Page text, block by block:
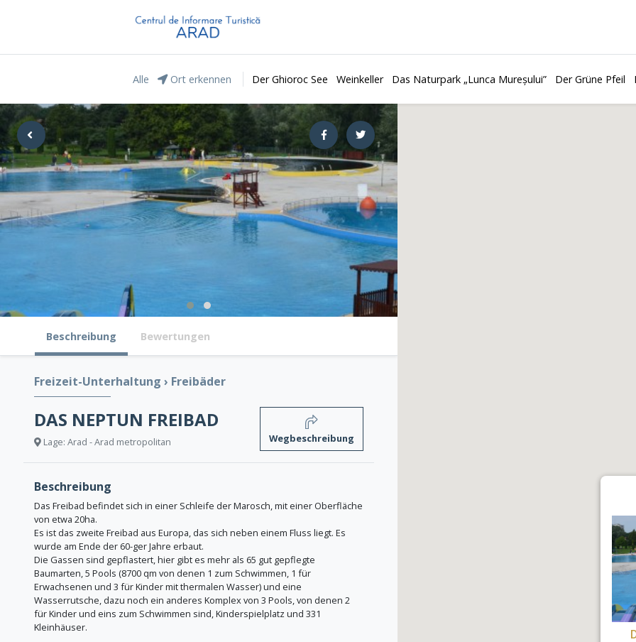
Alle Ort erkennen Der Ghioroc See Weinkeller Das Naturpark „Lunca Mureșului” Der Grüne Pfeil
Beschreibung Bewertungen
Freizeit-Unterhaltung › Freibäder
DAS NEPTUN FREIBAD
Lage: Arad - Arad metropolitan Wegbeschreibung
Beschreibung
Das Freibad befindet sich in einer Schleife der Marosch, mit einer Oberfläche
von etwa 20ha.
Es ist das zweite Freibad aus Europa, das sich neben einem Fluss liegt. Es
wurde am Ende der 60-ger Jahre erbaut.
Die Gassen sind gepflastert, hier gibt es mehr als 65 gut gepflegte
Baumarten, 5 Pools (8700 qm von denen 1 zum Schwimmen, 1 für
Erwachsenen und 3 für Kinder mit thermalen Wasser) und eine
Wasserrutsche, dazu noch ein anderes Komplex von 3 Pools, von denen 2
für Kinder und eins zum Schwimmen sind, Kinderspielplatz und 331
Kleinhäuser.